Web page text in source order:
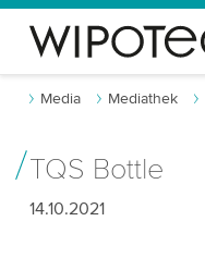
Media Mediathek
TQS Bottle
14.10.2021